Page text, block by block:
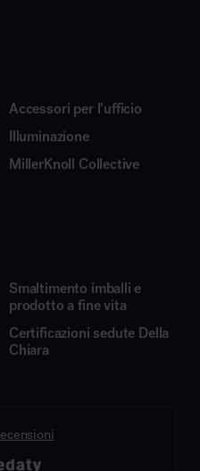
Accessori per l’ufficio
Illuminazione
MillerKnoll Collective
Smaltimento imballi e
prodotto a fine vita
Certificazioni sedute Della
Chiara